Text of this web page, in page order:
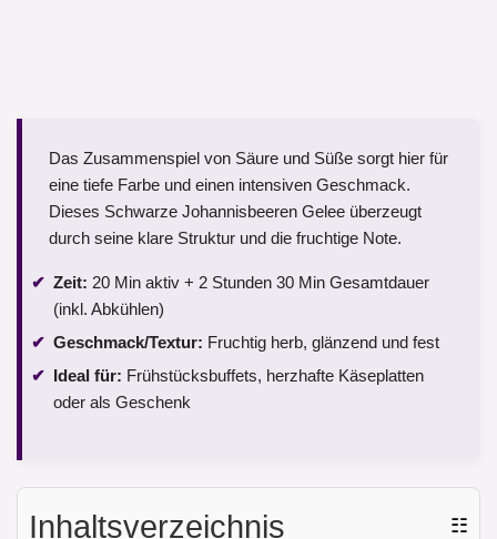
Das Zusammenspiel von Säure und Süße sorgt hier für
eine tiefe Farbe und einen intensiven Geschmack.
Dieses Schwarze Johannisbeeren Gelee überzeugt
durch seine klare Struktur und die fruchtige Note.
Zeit: 20 Min aktiv + 2 Stunden 30 Min Gesamtdauer
(inkl. Abkühlen)
Geschmack/Textur: Fruchtig herb, glänzend und fest
Ideal für: Frühstücksbuffets, herzhafte Käseplatten
oder als Geschenk
Inhaltsverzeichnis ☷